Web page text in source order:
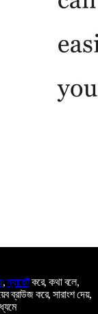
,ন্যারেটকরে, কথা বলে,
ব্রাউজ করে, সারাংশ দেয়,